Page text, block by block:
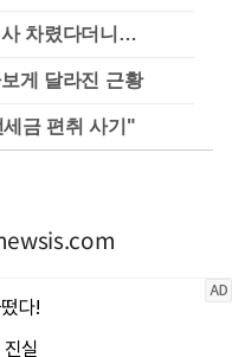
사 차렸다더니…
게 달라진 근황
금 편취 사기"